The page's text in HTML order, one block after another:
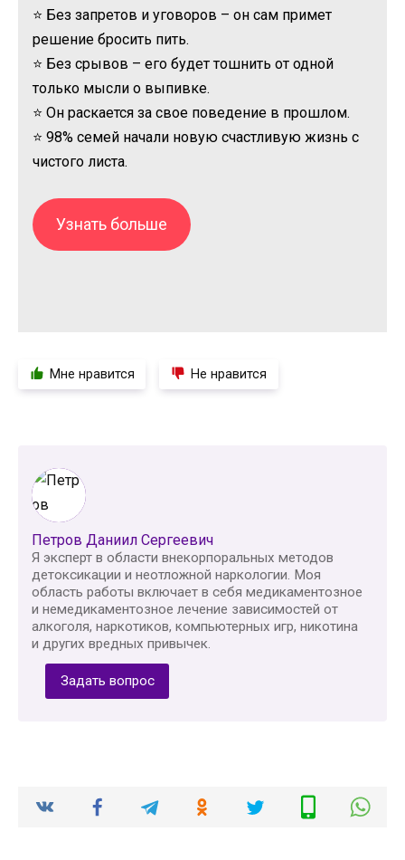
⭐ Без запретов и уговоров – он сам примет
решение бросить пить.
⭐ Без срывов – его будет тошнить от одной
только мысли о выпивке.
⭐ Он раскается за свое поведение в прошлом.
⭐ 98% семей начали новую счастливую жизнь с
чистого листа.
Узнать больше
Мне нравится Не нравится
Петров Даниил Сергеевич
Я эксперт в области внекорпоральных методов
детоксикации и неотложной наркологии. Моя
область работы включает в себя медикаментозное
и немедикаментозное лечение зависимостей от
алкоголя, наркотиков, компьютерных игр, никотина
и других вредных привычек.
Задать вопрос